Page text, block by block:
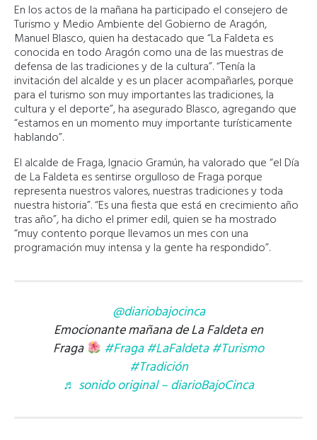
En los actos de la mañana ha participado el consejero de
Turismo y Medio Ambiente del Gobierno de Aragón,
Manuel Blasco, quien ha destacado que “La Faldeta es
conocida en todo Aragón como una de las muestras de
defensa de las tradiciones y de la cultura”. “Tenía la
invitación del alcalde y es un placer acompañarles, porque
para el turismo son muy importantes las tradiciones, la
cultura y el deporte”, ha asegurado Blasco, agregando que
“estamos en un momento muy importante turísticamente
hablando”.
El alcalde de Fraga, Ignacio Gramún, ha valorado que “el Día
de La Faldeta es sentirse orgulloso de Fraga porque
representa nuestros valores, nuestras tradiciones y toda
nuestra historia”. “Es una fiesta que está en crecimiento año
tras año”, ha dicho el primer edil, quien se ha mostrado
“muy contento porque llevamos un mes con una
programación muy intensa y la gente ha respondido”.
@diariobajocinca
Emocionante mañana de La Faldeta en
Fraga
#Fraga#LaFaldeta#Turismo
#Tradición
♬ sonido original – diarioBajoCinca